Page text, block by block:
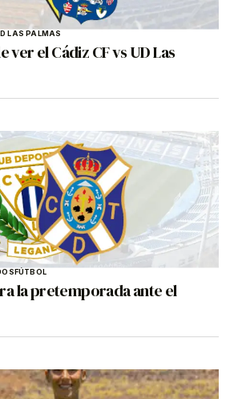
LAS PALMAS
el Cádiz CF vs UD Las
FÚTBOL
la pretemporada ante el